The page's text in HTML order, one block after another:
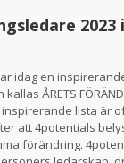
2023
idag en
ÅRETS
lista är
att 4potentials
förändring.